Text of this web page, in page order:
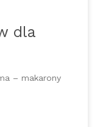
dla
– makarony